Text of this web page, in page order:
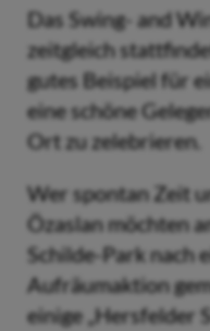
Das Swing- and
zeitgleich
gutes Beispiel für
eine schöne
Ort zu zelebrieren.
Wer spontan Zeit
Özaslan möchten
Schilde-Park nach
Aufräumaktion
einige „Hersfelder